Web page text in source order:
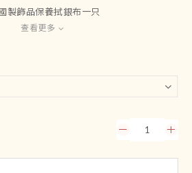
製飾品保養拭銀布一只
查看更多